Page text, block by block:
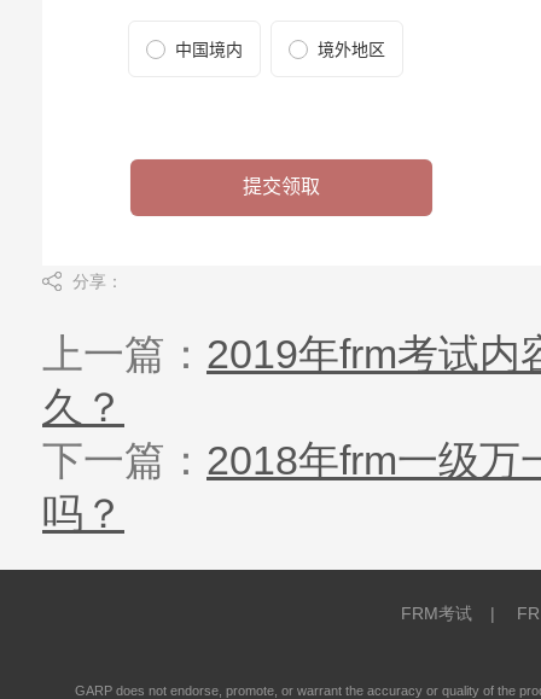
分享：
上一篇： 2019年frm考试内
久？
下一篇： 2018年frm一级万
吗？
FRM考试 |
GARP does not endorse, promote, or warrant the accuracy or quality of the